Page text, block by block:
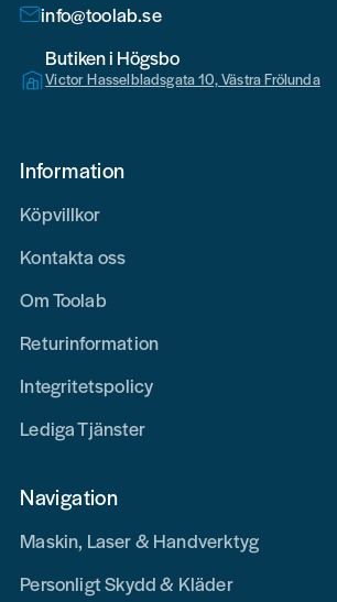
info@toolab.se
Butiken i Högsbo
Victor Hasselbladsgata 10, Västra Frölunda
Information
Köpvillkor
Kontakta oss
Om Toolab
Returinformation
Integritetspolicy
Lediga Tjänster
Navigation
Maskin, Laser & Handverktyg
Personligt Skydd & Kläder